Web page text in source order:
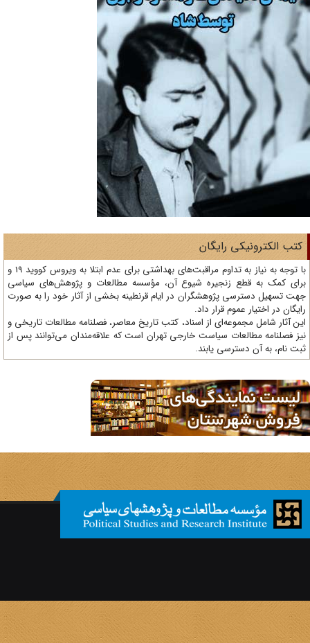
الکترونیکی رایگان
با توجه به نیاز به تداوم مراقبت‌های بهداشتی برای عدم ابتلا به ویروس کووید 19 و
کمک به قطع زنجیره شیوع آن، مؤسسه مطالعات و پژوهش‌های سیاسی
تسهیل دسترسی پژوهشگران در ایام قرنطینه بخشی از آثار خود را به صورت
در اختیار عموم قرار داد.
آثار شامل مجموعه‌ای از اسناد، کتب تاریخ معاصر، فصلنامه‌ مطالعات تاریخی و
فصلنامه مطالعات سیاست خارجی تهران است که علاقه‌مندان می‌توانند پس از
نام، به آن دسترسی یابند.